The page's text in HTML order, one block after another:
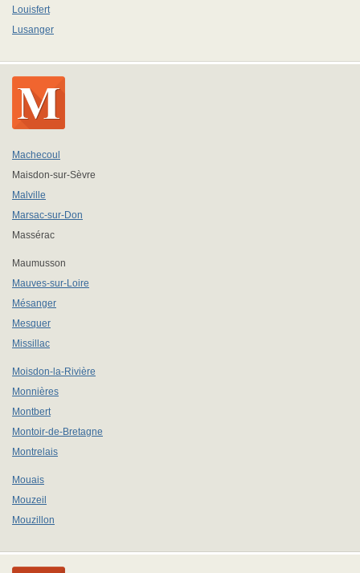
Louisfert
Lusanger
Machecoul
Maisdon-sur-Sèvre
Malville
Marsac-sur-Don
Massérac
Maumusson
Mauves-sur-Loire
Mésanger
Mesquer
Missillac
Moisdon-la-Rivière
Monnières
Montbert
Montoir-de-Bretagne
Montrelais
Mouais
Mouzeil
Mouzillon